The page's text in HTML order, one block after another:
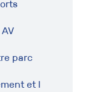
parc
et l